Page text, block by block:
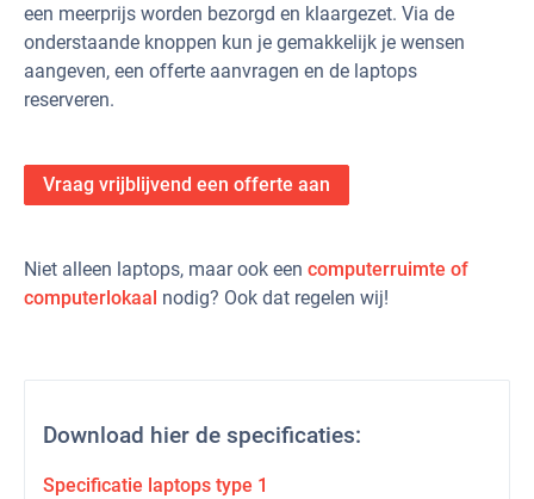
een meerprijs worden bezorgd en klaargezet. Via de
onderstaande knoppen kun je gemakkelijk je wensen
aangeven, een offerte aanvragen en de laptops
reserveren.
Vraag vrijblijvend een offerte aan
Niet alleen laptops, maar ook een computerruimte of
computerlokaal nodig? Ook dat regelen wij!
Download hier de specificaties:
Specificatie laptops type 1